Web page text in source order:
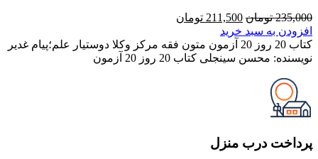
235,000 تومان قیمت
اصلی
235,000 تومان
بود.
211,500 تومان
211,500 تومان
است.
افزودن به سبد خرید
کتاب 20 روز 20 آزمون متون فقه مرکز وکلا دوستیار علم؛پیام غدیر
نویسنده: محسن سینجلی کتاب 20 روز 20 آزمون
پرداخت درب منزل